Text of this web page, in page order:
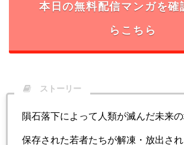
本日の無料配信マンガを確
らこちら
ストーリー
隕石落下によって人類が滅んだ未来
保存された若者たちが解凍・放出さ